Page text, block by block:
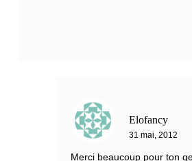
Elofancy
31 mai, 2012
Merci beaucoup pour ton